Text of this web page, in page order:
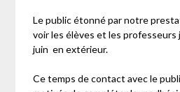
Le public étonné par notre
voir les élèves et les professeurs
juin en extérieur.
Ce temps de contact avec le